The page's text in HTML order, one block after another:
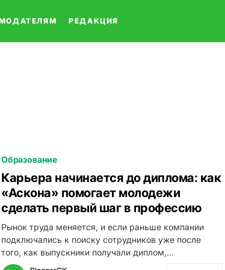
РЕДАКЦИЯ
Образование
Карьера начинается до диплома: как
«Аскона» помогает молодежи
сделать первый шаг в профессию
Рынок труда меняется, и если раньше компании
подключались к поиску сотрудников уже после
того, как выпускники получали диплом,…